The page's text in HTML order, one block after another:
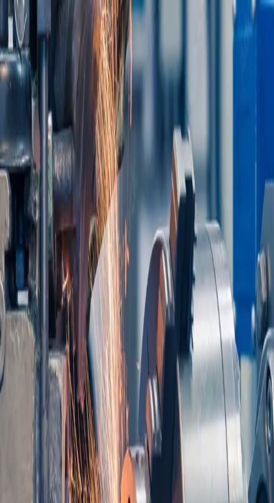
Chaque projet mérite précision et exigence.
Fermer
Nos produits Solutions techniques
Contactez-nous Lançons votre projet
Nos produits
FACES AVANT LEXAN ETIQUETTES
PLAQUES DE
FIRME
BOITIERS ALUMINIUM MARQUAGE
PLASTIQUE
FACES AVANT ALUMINIUM
Solutions techniques
Impression numériqueGravure SérigraphieTolerie et usinage
Plateforme BAT
Contactez-nous Lançons votre projet
IMPRESSION NUMÉRIQUE
GRAVURE
SÉRIGRAPHIE
TOLERIE ET USINAGE
IMPRESSION
IMPRESSION SYNOPTIQUE